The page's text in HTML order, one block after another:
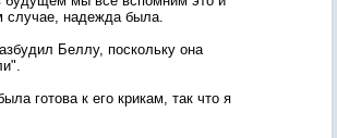
надежда была.
Беллу, поскольку она
готова к его крикам, так что я